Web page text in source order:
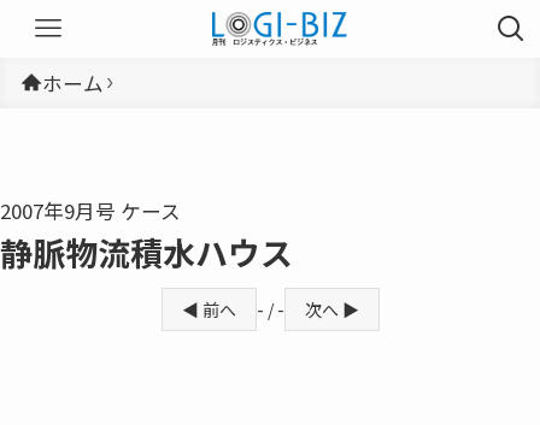
ホーム
2007年9月号 ケース
静脈物流積水ハウス
◀ 前へ - / - 次へ ▶